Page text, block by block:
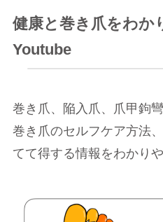
健康と巻き爪をわ
Youtube
巻き爪、陥入爪、爪甲鉤
巻き爪のセルフケア方法
てて得する情報をわかり